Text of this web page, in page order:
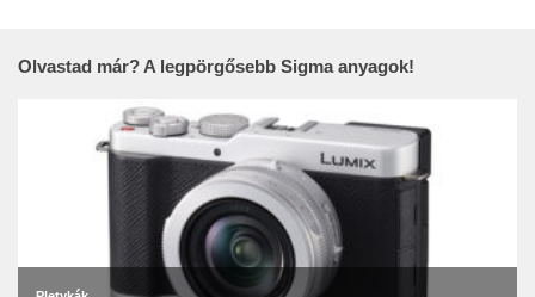
Olvastad már? A legpörgősebb Sigma anyagok!